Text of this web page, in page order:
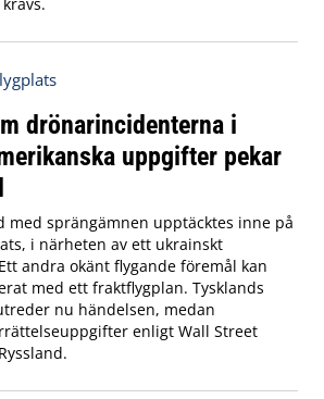
drönarincidenterna i
uppgifter pekar
med sprängämnen upptäcktes inne på
i närheten av ett ukrainskt
andra okänt flygande föremål kan
med ett fraktflygplan. Tysklands
nu händelsen, medan
enligt Wall Street